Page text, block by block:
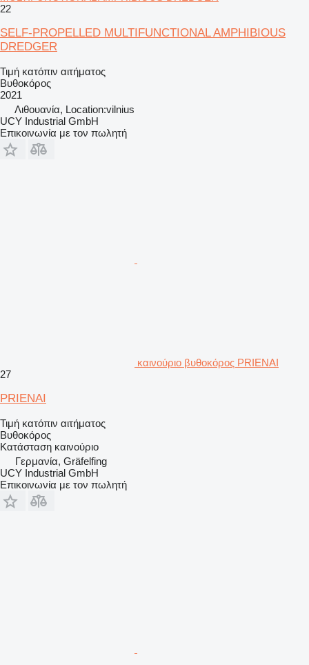
22
SELF-PROPELLED MULTIFUNCTIONAL AMPHIBIOUS
DREDGER
Τιμή κατόπιν αιτήματος
Βυθοκόρος
2021
Λιθουανία, Location:vilnius
UCY Industrial GmbH
Επικοινωνία με τον πωλητή
καινούριο βυθοκόρος PRIENAI
27
PRIENAI
Τιμή κατόπιν αιτήματος
Βυθοκόρος
Κατάσταση καινούριο
Γερμανία, Gräfelfing
UCY Industrial GmbH
Επικοινωνία με τον πωλητή